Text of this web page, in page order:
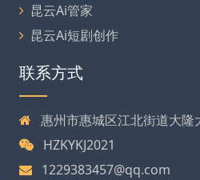
昆云Ai管家
昆云Ai短剧创作
联系方式
惠州市惠城区江北街道大隆
HZKYKJ2021
1229383457@qq.com